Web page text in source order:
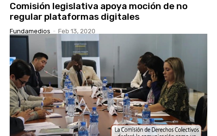
Comisión legislativa apoya moción de no
regular plataformas digitales
Fundamedios - Feb 13, 2020